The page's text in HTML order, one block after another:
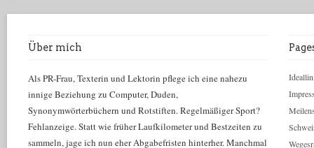
Über mich
Als PR-Frau, Texterin und Lektorin pflege ich eine nahezu
innige Beziehung zu Computer, Duden,
Synonymwörterbüchern und Rotstiften. Regelmäßiger Sport?
Fehlanzeige. Statt wie früher Laufkilometer und Bestzeiten zu
sammeln, jage ich nun eher Abgabefristen hinterher. Manchmal